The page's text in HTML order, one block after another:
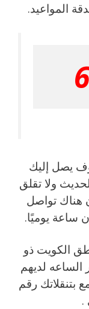
المواعيد.
يصل إليك
ولا تقلق
هناك تواصل
ساعة يوميًا.
الكويت ذو
لديهم
بتنقلاتك رقم
.